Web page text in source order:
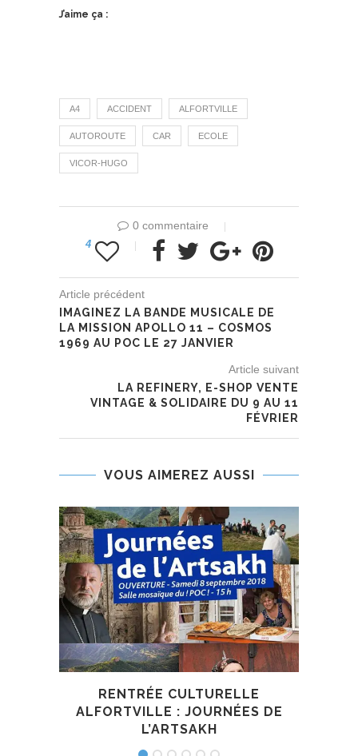
J’aime ça :
A4 ACCIDENT ALFORTVILLE
AUTOROUTE CAR ECOLE
VICOR-HUGO
0 commentaire
4
Article précédent
IMAGINEZ LA BANDE MUSICALE DE
LA MISSION APOLLO 11 – COSMOS
1969 AU POC LE 27 JANVIER
Article suivant
LA REFINERY, E-SHOP VENTE
VINTAGE & SOLIDAIRE DU 9 AU 11
FÉVRIER
VOUS AIMEREZ AUSSI
RENTRÉE CULTURELLE
ALFORTVILLE : JOURNÉES DE
L’ARTSAKH